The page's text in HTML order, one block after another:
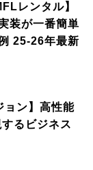
レンタル】
装が一番簡単
25-26年最新
ョン】高性能
るビジネス